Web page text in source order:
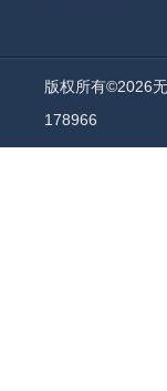
版权所有©2026
178966